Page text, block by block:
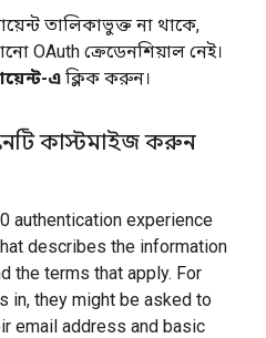
তালিকাভুক্ত না থাকে,
OAuth ক্রেডেনশিয়াল নেই।
এ ক্লিক করুন।
কাস্টমাইজ করুন
authentication experience
describes the information
the terms that apply. For
in, they might be asked to
email address and basic